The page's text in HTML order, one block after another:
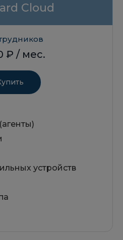
Cloud
₽ / мес.
устройств